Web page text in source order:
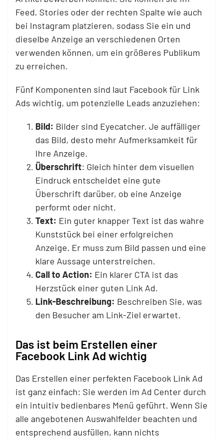
Feed, Stories oder der rechten Spalte wie auch
bei Instagram platzieren, sodass Sie ein und
dieselbe Anzeige an verschiedenen Orten
verwenden können, um ein größeres Publikum
zu erreichen.
Fünf Komponenten sind laut Facebook für Link
Ads wichtig, um potenzielle Leads anzuziehen:
Bild: Bilder sind Eyecatcher. Je auffälliger
das Bild, desto mehr Aufmerksamkeit für
Ihre Anzeige.
Überschrift: Gleich hinter dem visuellen
Eindruck entscheidet eine gute
Überschrift darüber, ob eine Anzeige
performt oder nicht.
Text: Ein guter knapper Text ist das wahre
Kunststück bei einer erfolgreichen
Anzeige. Er muss zum Bild passen und eine
klare Aussage unterstreichen.
Call to Action: Ein klarer CTA ist das
Herzstück einer guten Link Ad.
Link-Beschreibung: Beschreiben Sie, was
den Besucher am Link-Ziel erwartet.
Das ist beim Erstellen einer
Facebook Link Ad wichtig
Das Erstellen einer perfekten Facebook Link Ad
ist ganz einfach: Sie werden im Ad Center durch
ein intuitiv bedienbares Menü geführt. Wenn Sie
alle angebotenen Auswahlfelder beachten und
entsprechend ausfüllen, kann nichts